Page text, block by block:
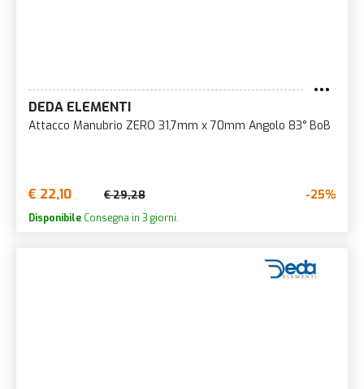
DEDA ELEMENTI
Attacco Manubrio ZERO 31,7mm x 70mm Angolo 83° BoB
€ 22,10 € 29,28 -25%
Disponibile Consegna in 3 giorni.